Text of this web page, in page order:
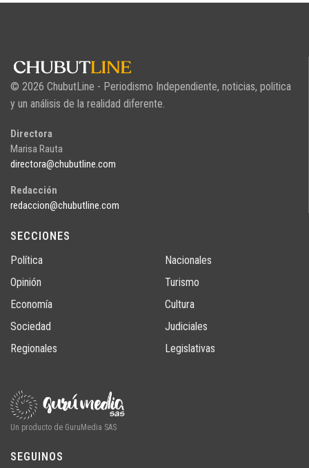
© 2026 ChubutLine - Periodismo Independiente, noticias, politica
y un análisis de la realidad diferente.
Directora
Marisa Rauta
directora@chubutline.com
Redacción
redaccion@chubutline.com
SECCIONES
Política
Opinión
Economía
Sociedad
Regionales
Nacionales
Turismo
Cultura
Judiciales
Legislativas
Un producto de GuruMedia SAS
SEGUINOS